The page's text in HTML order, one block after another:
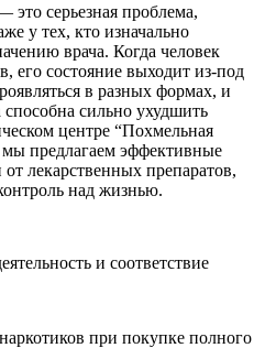
это серьезная проблема,
у тех, кто изначально
врача. Когда человек
его состояние выходит из-под
в разных формах, и
сильно ухудшить
центре “Похмельная
предлагаем эффективные
лекарственных препаратов,
над жизнью.
и соответствие
при покупке полного